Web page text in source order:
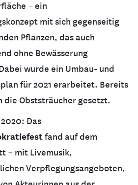
– ein
mit sich gegenseitig
Pflanzen, das auch
ohne Bewässerung
wurde ein Umbau- und
für 2021 erarbeitet. Bereits
die Obststräucher gesetzt.
Das
fand auf dem
– mit Livemusik,
Verpflegungsangeboten,